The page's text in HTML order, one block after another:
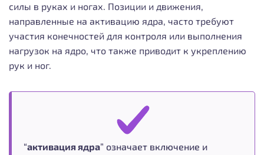
силы в руках и ногах. Позиции и движения,
направленные на активацию ядра, часто требуют
участия конечностей для контроля или выполнения
нагрузок на ядро, что также приводит к укреплению
рук и ног.
“активация ядра” означает включение и